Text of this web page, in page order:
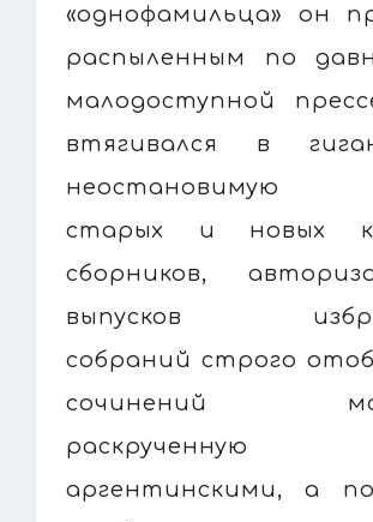
«однофамильца» он
распыленным по
малодоступной
втягивался в
неостановимую
старых и новых
сборников,
выпусков
собраний строго
сочинений
раскрученную
аргентинскими, а